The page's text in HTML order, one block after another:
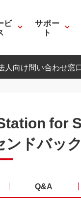
ビ サポー
ト
人向け問い合わせ窓
for
ドバッ
Q&A